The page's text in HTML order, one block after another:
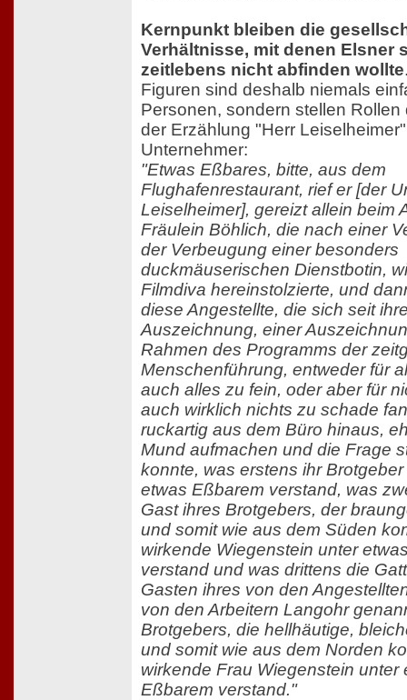
Kernpunkt bleiben die
Verhältnisse, mit denen Elsner
zeitlebens nicht abfinden wollte
Figuren sind deshalb niemals
Personen, sondern stellen Rollen
der Erzählung "Herr
Unternehmer:
"Etwas Eßbares, bitte, aus dem
Flughafenrestaurant, rief er [der
Leiselheimer], gereizt allein beim
Fräulein Böhlich, die nach einer
der Verbeugung einer besonders
duckmäuserischen Dienstbotin,
Filmdiva hereinstolzierte, und
diese Angestellte, die sich seit
Auszeichnung, einer
Rahmen des Programms der
Menschenführung, entweder für
auch alles zu fein, oder aber für
auch wirklich nichts zu schade
ruckartig aus dem Büro hinaus,
Mund aufmachen und die Frage
konnte, was erstens ihr
etwas Eßbarem verstand, was
Gast ihres Brotgebers, der
und somit wie aus dem Süden
wirkende Wiegenstein unter
verstand und was drittens die
Gasten ihres von den
von den Arbeitern Langohr
Brotgebers, die hellhäutige,
und somit wie aus dem Norden
wirkende Frau Wiegenstein unter
Eßbarem verstand."